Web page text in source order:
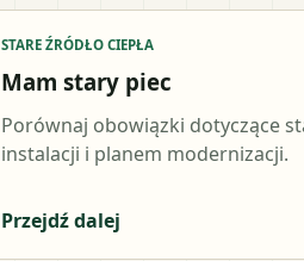
STARE ŹRÓDŁO CIEPŁA
Mam stary piec
Porównaj obowiązki dotyczące
instalacji i planem modernizacji.
Przejdź dalej